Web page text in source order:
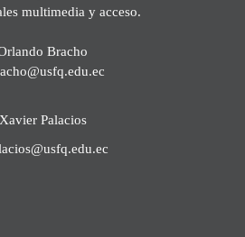
multimedia y acceso.
Bracho
Xavier Palacios